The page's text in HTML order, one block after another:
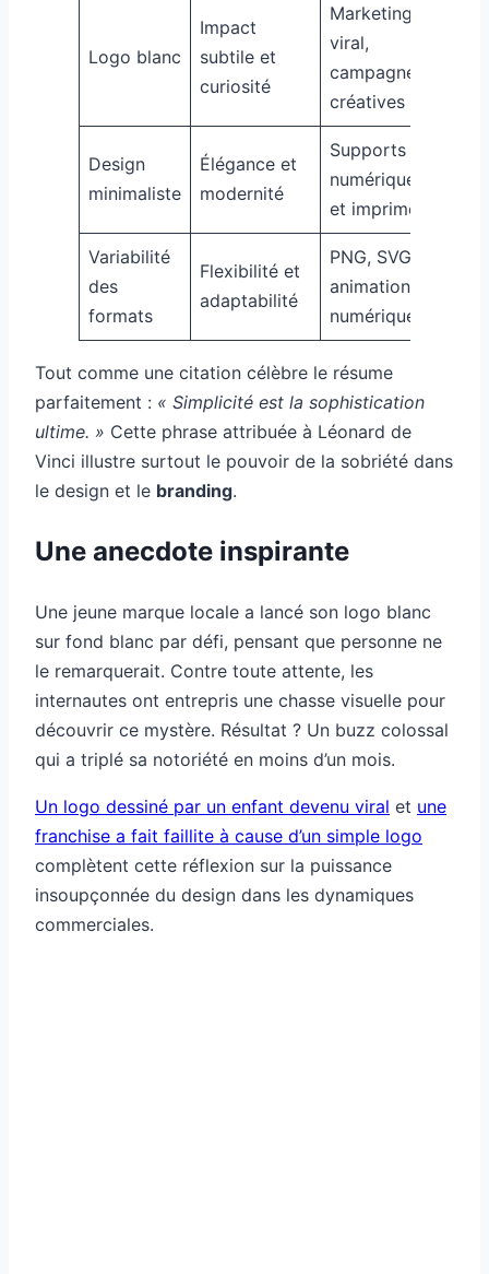
Logo blanc
Impact
subtile et
curiosité
Marketing
viral,
campagnes
créatives
Design
minimaliste
Élégance et
modernité
Supports
numériques
et imprimés
Variabilité
des
formats
Flexibilité et
adaptabilité
PNG, SVG,
animation
numérique
Tout comme une citation célèbre le résume
parfaitement : « Simplicité est la sophistication
ultime. » Cette phrase attribuée à Léonard de
Vinci illustre surtout le pouvoir de la sobriété dans
le design et le branding.
Une anecdote inspirante
Une jeune marque locale a lancé son logo blanc
sur fond blanc par défi, pensant que personne ne
le remarquerait. Contre toute attente, les
internautes ont entrepris une chasse visuelle pour
découvrir ce mystère. Résultat ? Un buzz colossal
qui a triplé sa notoriété en moins d’un mois.
Un logo dessiné par un enfant devenu viral et une
franchise a fait faillite à cause d’un simple logo
complètent cette réflexion sur la puissance
insoupçonnée du design dans les dynamiques
commerciales.